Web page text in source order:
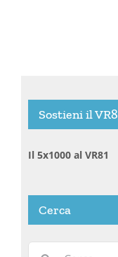
Sostieni il
Il 5x1000 al VR81
Cerca